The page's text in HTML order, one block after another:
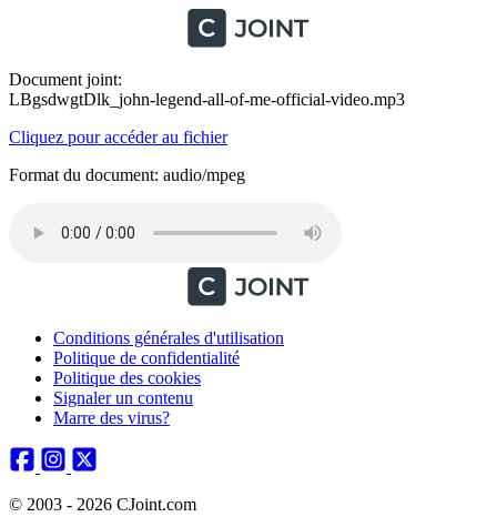
Document joint:
LBgsdwgtDlk_john-legend-all-of-me-official-video.mp3
Cliquez pour accéder au fichier
Format du document: audio/mpeg
Conditions générales d'utilisation
Politique de confidentialité
Politique des cookies
Signaler un contenu
Marre des virus?
© 2003 - 2026 CJoint.com